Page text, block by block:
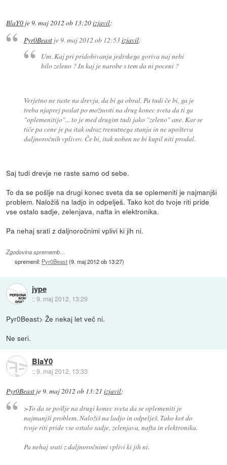
BlaY0 je9. maj 2012 ob 13:20izjavil:
Pyr0Beastje 9. maj 2012 ob 12:53izjavil:
Um. Kaj pri pridobivanju jedrskega goriva naj nebi
bilo zeleno ? In kaj je narobe s tem da ni poceni ?
Verjetno ne raste na drevju, da bi ga obral. Pa tudi če bi, ga je
treba njaprej poslat po možnosti na drug konec sveta da ti ga
"oplemenitijo"... to je med drugim tudi jako "zeleno" ane. Kar se
tiče pa cene je pa itak odraz trenutnega stanja in ne upošteva
daljnoročnih vplivov. Če bi, itak noben ne bi kupil niti prodal.
Saj tudi drevje ne raste samo od sebe.
To da se pošlje na drugi konec sveta da se oplemeniti je najmanjši
problem. Naložiš na ladjo in odpelješ. Tako kot do tvoje riti pride
vse ostalo sadje, zelenjava, nafta in elektronika.
Pa nehaj srati z daljnoročnimi vplivi ki jih ni.
Zgodovina sprememb…
spremenil: Pyr0Beast(9. maj 2012 ob 13:27)
jype
::9. maj 2012, 13:29
Pyr0Beast> Že nekaj let več ni.
Ne seri.
BlaY0
::9. maj 2012, 13:33
Pyr0Beast je9. maj 2012 ob 13:21 izjavil:
>To da se pošlje na drugi konec sveta da se oplemeniti je
najmanjši problem. Naložiš na ladjo in odpelješ. Tako kot do
tvoje riti pride vse ostalo sadje, zelenjava, nafta in elektronika.
Pa nehaj srati z daljnoročnimi vplivi ki jih ni.